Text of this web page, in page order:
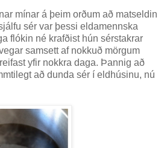
mínar á þeim orðum að matseldin
sér var þessi eldamennska
flókin né krafðist hún sérstakrar
samsett af nokkuð mörgum
yfir nokkra daga. Þannig að
að dunda sér í eldhúsinu, nú